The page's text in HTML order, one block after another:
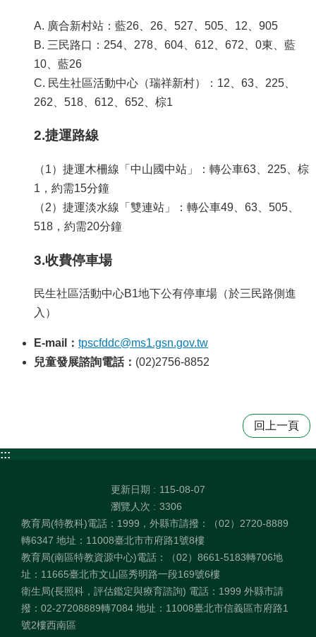
A. 廣合新村站：藍26、26、527、505、12、905
B. 三民路口：254、278、604、612、672、0東、藍
10、藍26
C. 民生社區活動中心（瑞祥新村）：12、63、225、
262、518、612、652、棕1
2.捷運路線
（1）捷運木柵線「中山國中站」：轉公車63、225、棕
1，約需15分鐘
（2）捷運淡水線「雙連站」：轉公車49、63、505、
518，約需20分鐘
3.收費停車場
民生社區活動中心B1地下公有停車場（於三民路側進
入）
E-mail： tpscfddc@ms1.gsn.gov.tw
兒童發展諮詢電話： (02)2756-8852
回上一頁
:::
更新日期
115-08-07
瀏覽人次
3306
教育局(特教科)電話：1999，外縣市請撥：（02）2720-8889
轉6347 地址：11008臺北市市府路1號8樓
教育局(南區特教資源中心)電話：（02）8661-5183轉706地
址：11665臺北市文山區秀明路一段169號6樓
衛生局(長照科，評估鑑定與療育諮詢) 電話：1999 外縣市請
撥：02-27208889轉7084 地址：11008臺北市信義區市府路1
號2樓西南區